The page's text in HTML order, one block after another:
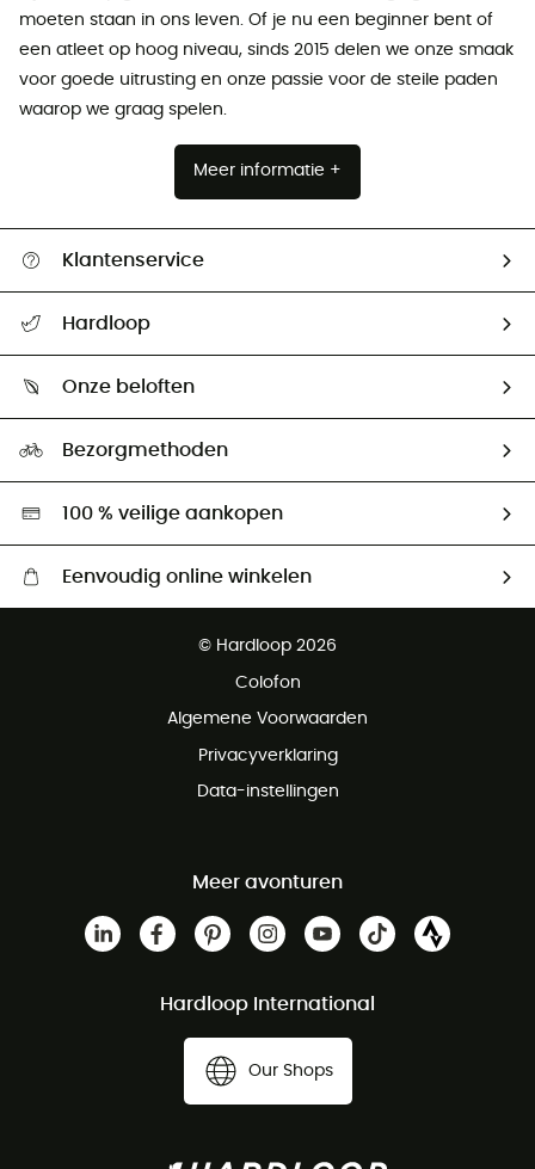
moeten staan ​​in ons leven. Of je nu een beginner bent of
een atleet op hoog niveau, sinds 2015 delen we onze smaak
voor goede uitrusting en onze passie voor de steile paden
waarop we graag spelen.
Meer informatie +
Klantenservice
Mijn zending volgen
Retourzendingen & Terugbetalingen
Hardloop
Ambassadeurs
Onze beloften
Hardgreen
Bezorgmethoden
100 % veilige aankopen
Eenvoudig online winkelen
Gratis retourneren binnen 100 dagen
© Hardloop 2026
Colofon
Algemene Voorwaarden
Privacyverklaring
Data-instellingen
Meer avonturen
Hardloop International
Our Shops